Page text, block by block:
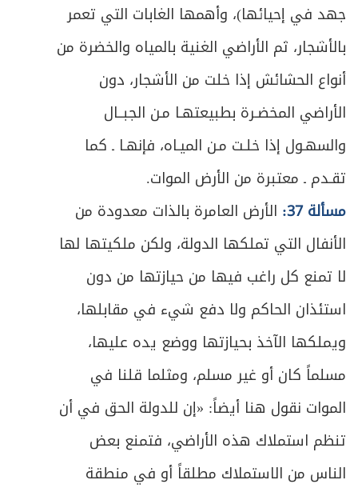
جهد في إحيائها)، وأهمها الغابات التي تعمر
بالأشجار، ثم الأراضي الغنية بالمياه والخضرة من
أنواع الحشائش إذا خلت من الأشجار، دون
الأراضي المخضـرة بطبيعتهـا مـن الجبــال
والسهـول إذا خلـت مـن الميـاه، فإنهـا ـ كما
تقـدم ـ معتبرة من الأرض الموات.
مسألة 37:
الأرض العامرة بالذات معدودة من
الأنفال التي تملكها الدولة، ولكن ملكيتها لها
لا تمنع كل راغب فيها من حيازتها من دون
استئذان الحاكم ولا دفع شيء في مقابلها،
ويملكها الآخذ بحيازتها ووضع يده عليها،
مسلماً كان أو غير مسلم، ومثلما قلنا في
الموات نقول هنا أيضاً: «إن للدولة الحق في أن
تنظم استملاك هذه الأراضي، فتمنع بعض
الناس من الاستملاك مطلقاً أو في منطقة
106 المبحث الثالث ـ في تذكية الحيوان
ص
107 المطلب الأول ـ في صيد الحيوان البري والطائر
115 المطلب الثاني ـ في صيد السمك والجراد
ص
118 المطلب الثالث ـ في الذباحة والنحر
ص
126 فائدة في العناية بالحيوان
128 خاتمة: في ما تعرف به التذكية
ص
131 الفصل الثاني في الثروة المائية
133 المبحث الأول ـ في ملكية المياه
137 المبحث الثاني ـ في حريم الموارد المائية
ص 141 الفصل الثالث في الثروة المعدنيّة والنباتيّة
143 المبحث الأول ـ في المعادن